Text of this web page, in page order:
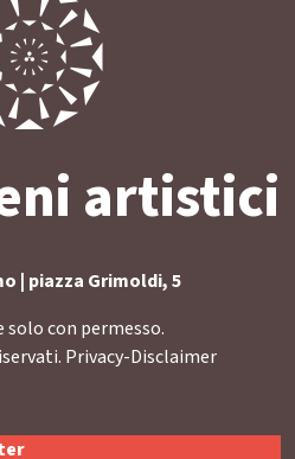
artistici
| piazza Grimoldi, 5
solo con permesso.
Privacy-Disclaimer